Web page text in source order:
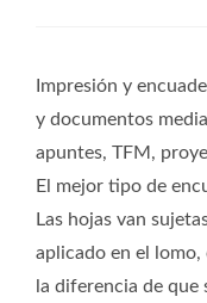
Impresión y
y documentos
apuntes, TFM,
El mejor tipo de
Las hojas van
aplicado en el
la diferencia de que